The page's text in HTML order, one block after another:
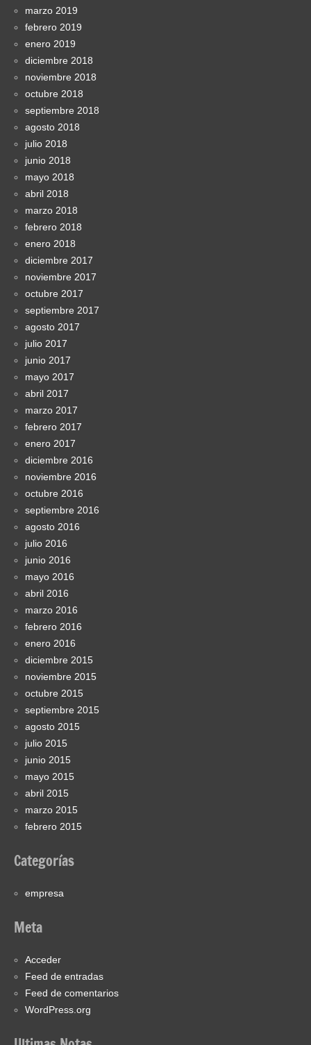
marzo 2019
febrero 2019
enero 2019
diciembre 2018
noviembre 2018
octubre 2018
septiembre 2018
agosto 2018
julio 2018
junio 2018
mayo 2018
abril 2018
marzo 2018
febrero 2018
enero 2018
diciembre 2017
noviembre 2017
octubre 2017
septiembre 2017
agosto 2017
julio 2017
junio 2017
mayo 2017
abril 2017
marzo 2017
febrero 2017
enero 2017
diciembre 2016
noviembre 2016
octubre 2016
septiembre 2016
agosto 2016
julio 2016
junio 2016
mayo 2016
abril 2016
marzo 2016
febrero 2016
enero 2016
diciembre 2015
noviembre 2015
octubre 2015
septiembre 2015
agosto 2015
julio 2015
junio 2015
mayo 2015
abril 2015
marzo 2015
febrero 2015
Categorías
empresa
Meta
Acceder
Feed de entradas
Feed de comentarios
WordPress.org